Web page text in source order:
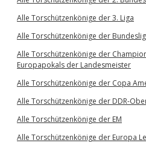
Alle Torschützenkönige der 3. Liga
Alle Torschützenkönige der
Alle Torschützenkönige der
Europapokals der Landesmeister
Alle Torschützenkönige der Copa
Alle Torschützenkönige der DDR-
Alle Torschützenkönige der EM
Alle Torschützenkönige der Europa